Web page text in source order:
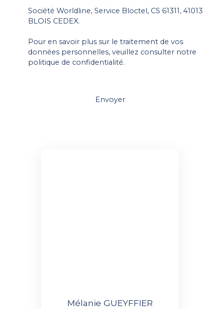
Société Worldline, Service Bloctel, CS 61311, 41013
BLOIS CEDEX.
Pour en savoir plus sur le traitement de vos
données personnelles, veuillez consulter notre
politique de confidentialité.
Envoyer
Mélanie GUEYFFIER